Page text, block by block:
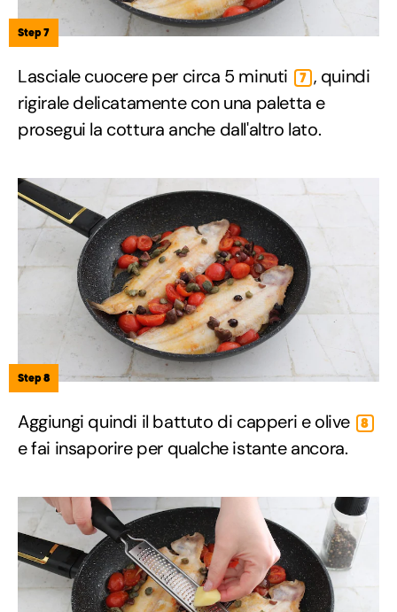
Step 7
Lasciale cuocere per circa 5 minuti 7 , quindi
rigirale delicatamente con una paletta e
prosegui la cottura anche dall'altro lato.
Step 8
Aggiungi quindi il battuto di capperi e olive 8
e fai insaporire per qualche istante ancora.